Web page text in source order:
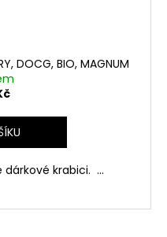
DOCG, BIO, MAGNUM
krabici. ...